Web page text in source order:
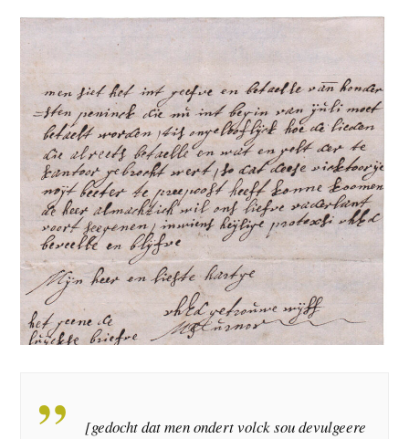
[gedocht dat men ondert volck sou devulgeere